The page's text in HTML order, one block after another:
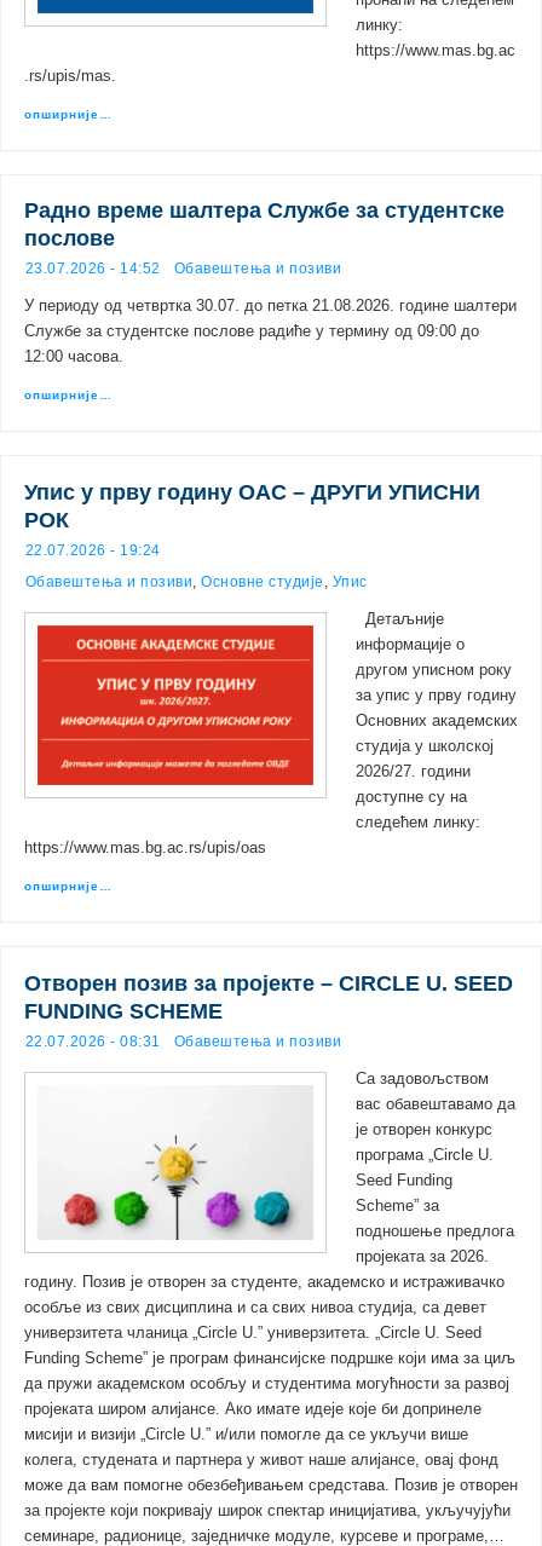
линку:
https://www.mas.bg.ac
.rs/upis/mas.
опширније…
Радно време шалтера Службе за студентске
послове
23.07.2026 - 14:52 Обавештења и позиви
У периоду од четвртка 30.07. до петка 21.08.2026. године шалтери
Службе за студентске послове радиће у термину од 09:00 до
12:00 часова.
опширније…
Упис у прву годину ОАС – ДРУГИ УПИСНИ
РОК
22.07.2026 - 19:24
Обавештења и позиви,Основне студије , Упис
Детаљније
информације о
другом уписном року
за упис у прву годину
Основних академских
студија у школској
2026/27. години
доступне су на
следећем линку:
https://www.mas.bg.ac.rs/upis/oas
опширније…
Отворен позив за пројекте – CIRCLE U. SEED
FUNDING SCHEME
22.07.2026 - 08:31 Обавештења и позиви
Са задовољством
вас обавештавамо да
је отворен конкурс
програма „Circle U.
Seed Funding
Scheme” за
подношење предлога
пројеката за 2026.
годину. Позив је отворен за студенте, академско и истраживачко
особље из свих дисциплина и са свих нивоа студија, са девет
универзитета чланица „Circle U.” универзитета. „Circle U. Seed
Funding Scheme” је програм финансијске подршке који има за циљ
да пружи академском особљу и студентима могућности за развој
пројеката широм алијансе. Ако имате идеје које би допринеле
мисији и визији „Circle U.” и/или помогле да се укључи више
колега, студената и партнера у живот наше алијансе, овај фонд
може да вам помогне обезбеђивањем средстава. Позив је отворен
за пројекте који покривају широк спектар иницијатива, укључујући
семинаре, радионице, заједничке модуле, курсеве и програме,…